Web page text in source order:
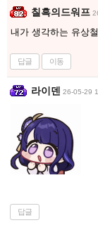
칠흑의드워프
내가 생각하는 유상
답글 이동
라이덴 26-05-29
답글